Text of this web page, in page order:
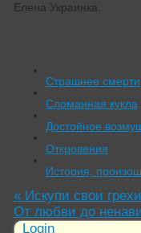
Елена Украинка.
Страшнее
Сломанная кукла
Достойное
Откровения
История,
«Искупи свои
От любви до
Login